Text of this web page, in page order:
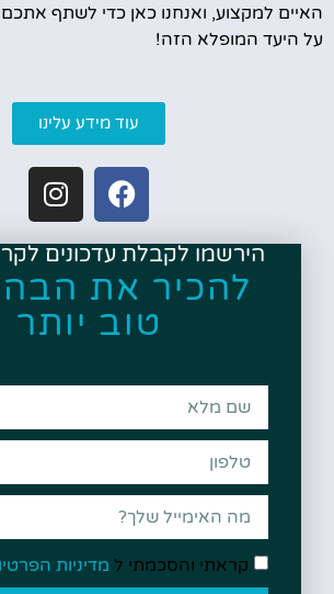
האיים למקצוע, ואנחנו כאן כדי לשתף
על היעד המופלא הזה!
עוד מידע עלינו
הירשמו לקבלת עדכונים
להכיר את
טוב יותר
קראתי והסכמתי ל מדיניות